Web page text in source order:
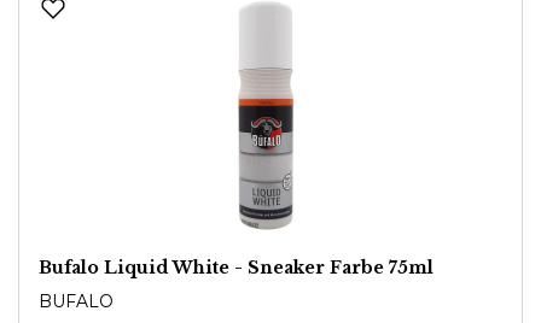
Bufalo Liquid White - Sneaker Farbe 75ml
BUFALO